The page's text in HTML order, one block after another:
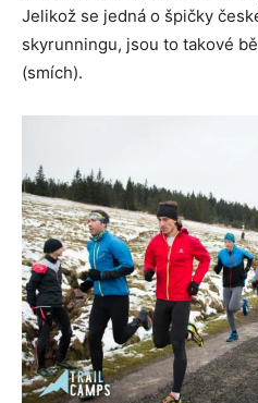
Jelikož se jedná o špičky
skyrunningu, jsou to takové
(smích).